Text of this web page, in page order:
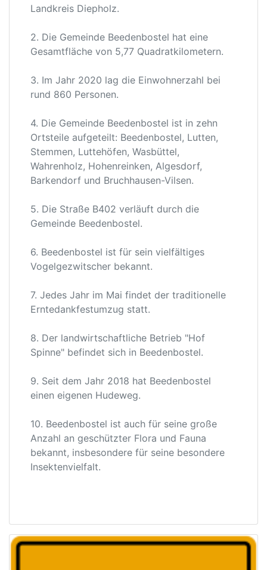
Landkreis Diepholz.
2. Die Gemeinde Beedenbostel hat eine
Gesamtfläche von 5,77 Quadratkilometern.
3. Im Jahr 2020 lag die Einwohnerzahl bei
rund 860 Personen.
4. Die Gemeinde Beedenbostel ist in zehn
Ortsteile aufgeteilt: Beedenbostel, Lutten,
Stemmen, Luttehöfen, Wasbüttel,
Wahrenholz, Hohenreinken, Algesdorf,
Barkendorf und Bruchhausen-Vilsen.
5. Die Straße B402 verläuft durch die
Gemeinde Beedenbostel.
6. Beedenbostel ist für sein vielfältiges
Vogelgezwitscher bekannt.
7. Jedes Jahr im Mai findet der traditionelle
Erntedankfestumzug statt.
8. Der landwirtschaftliche Betrieb "Hof
Spinne" befindet sich in Beedenbostel.
9. Seit dem Jahr 2018 hat Beedenbostel
einen eigenen Hudeweg.
10. Beedenbostel ist auch für seine große
Anzahl an geschützter Flora und Fauna
bekannt, insbesondere für seine besondere
Insektenvielfalt.